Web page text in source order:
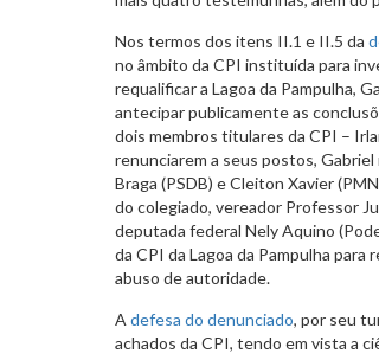
Nos termos dos itens II.1 e II.5 da
no âmbito da CPI instituída para
requalificar a Lagoa da Pampulha,
antecipar publicamente as
dois membros titulares da CPI –
renunciarem a seus postos,
Braga (PSDB) e Cleiton Xavier
do colegiado, vereador Professor
deputada federal Nely Aquino
da CPI da Lagoa da Pampulha para
abuso de autoridade.
A defesa do denunciado, por seu
achados da CPI, tendo em vista a